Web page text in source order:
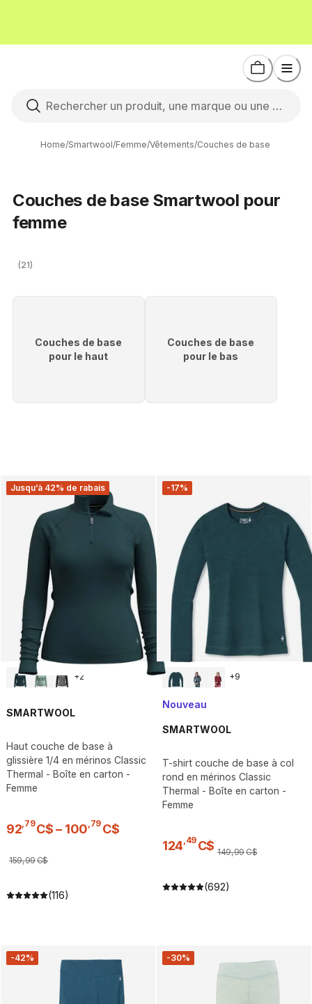
Home/Smartwool/Femme/Vêtements/Couches de base
Couches de base Smartwool pour
femme
(21)
Couches de base
pour le haut
Couches de base
pour le bas
Jusqu’à 42% de rabais
+2
SMARTWOOL
Haut couche de base à
glissière 1/4 en mérinos Classic
Thermal - Boîte en carton -
Femme
92 79C$ – 100 79 C$
159,99C$
(116)
-17%
+9
Nouveau
SMARTWOOL
T-shirt couche de base à col
rond en mérinos Classic
Thermal - Boîte en carton -
Femme
124 49 C$ 149,99C$
(692)
-42% -30%